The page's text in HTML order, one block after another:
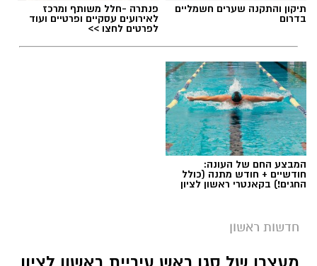
תיקון והתקנה שערים חשמליים
בדרום
פנתרה -חלל משותף ומרכז
לאירועים עסקיים ופרטיים ועוד
לפרטים לחצו >>
המבצע החם של העונה:
חודשיים + חודש מתנה (כולל
החגים!) בקאנטרי ראשון לציון
חדשות ראשון